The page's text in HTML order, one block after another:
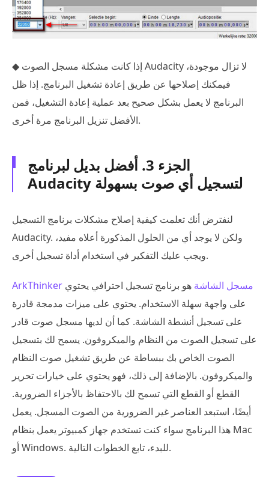
◆ إذا كانت مشكلة مسجل الصوت Audacity لا تزال موجودة،
فيمكنك إصلاحها عن طريق إعادة تشغيل البرنامج. إذا ظل
البرنامج لا يعمل بشكل صحيح بعد عملية إعادة التشغيل، فمن
الأفضل تنزيل البرنامج مرة أخرى.
الجزء 3. أفضل بديل لبرنامج
Audacity لتسجيل أي صوت بسهولة
لنفترض أنك تعلمت كيفية إصلاح مشكلات برنامج التسجيل
Audacity. ولكن لا يوجد أي من الحلول المذكورة أعلاه مفيد،
ويجب عليك التفكير في استخدام أداة تسجيل أخرى.
ArkThinker مسجل الشاشة هو برنامج تسجيل احترافي يحتوي
على واجهة سهلة الاستخدام. يحتوي على ميزات مدمجة قادرة
على تسجيل أنشطة الشاشة. كما أن لديها مسجل صوت قادر
على تسجيل الصوت من النظام والميكروفون. يسمح لك بتسجيل
الصوت الخاص بك ببساطة عن طريق تشغيل صوت النظام
والميكروفون. بالإضافة إلى ذلك، فهو يحتوي على خيارات تحرير
القطع أو القطع التي تسمح لك بالاحتفاظ بالأجزاء الضرورية.
أيضًا، استبعد العناصر غير الضرورية من الصوت المسجل. يعمل
هذا البرنامج سواء كنت تستخدم جهاز كمبيوتر يعمل بنظام Mac
أو Windows. للبدء، تابع الخطوات التالية.